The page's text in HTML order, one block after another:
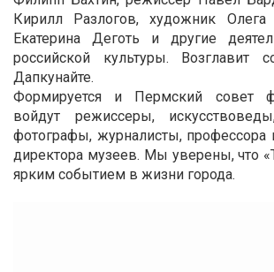
Кирилл Разлогов, художник Олега
Екатерина Деготь и другие
российской культуры. Возглавит
Дапкунайте.
Формируется и Пермский совет
войдут режиссеры,
фотографы, журналисты, профессора
директора музеев. Мы уверены, что
ярким событием в жизни города.